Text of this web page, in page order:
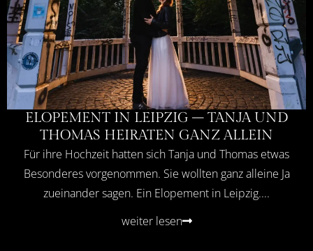
ELOPEMENT IN LEIPZIG – TANJA UND
THOMAS HEIRATEN GANZ ALLEIN
Für ihre Hochzeit hatten sich Tanja und Thomas etwas
Besonderes vorgenommen. Sie wollten ganz alleine Ja
zueinander sagen. Ein Elopement in Leipzig....
weiter lesen